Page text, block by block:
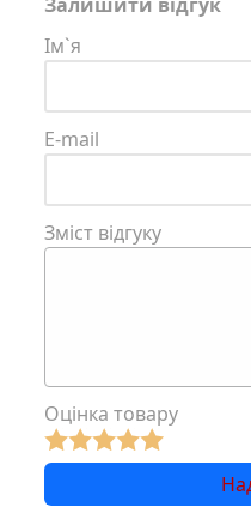
Ім`я
E-mail
Зміст відгуку
Оцінка товару